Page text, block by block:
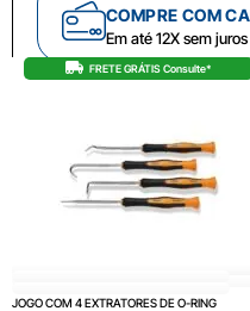
COMPRE COM
Em até 12X sem juros
FRETE GRÁTIS Consulte*
JOGO COM 4 EXTRATORES DE O-RING